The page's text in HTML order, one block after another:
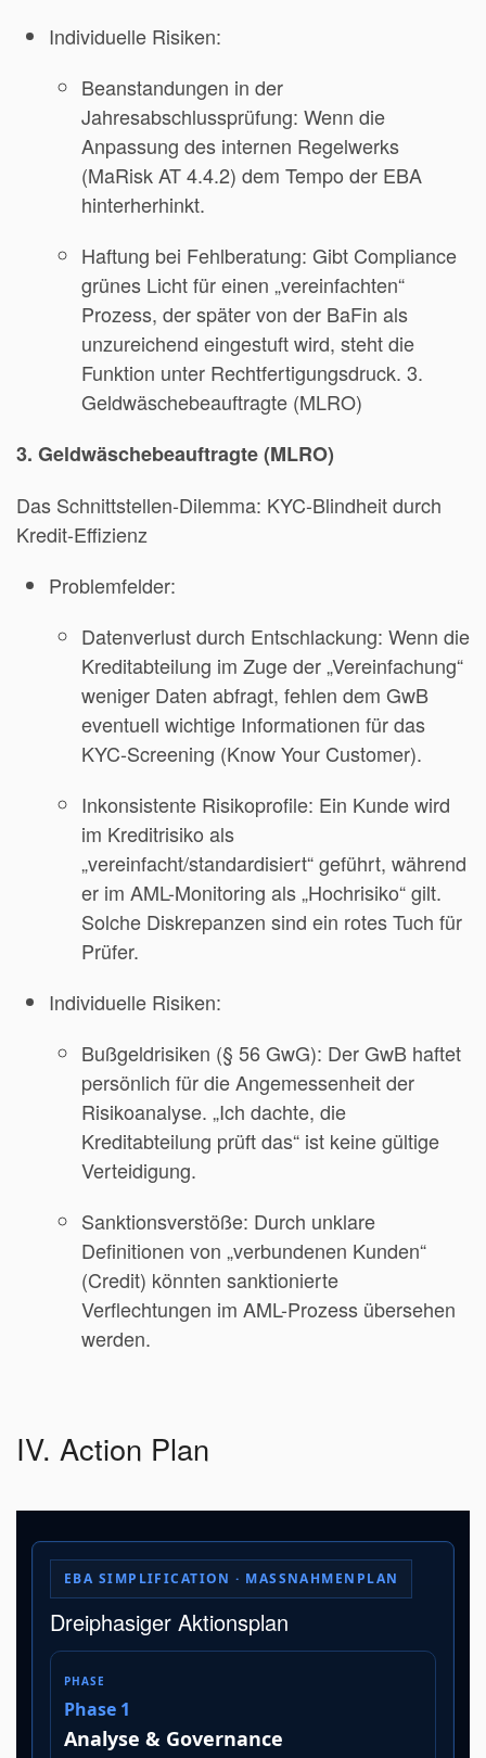
Individuelle Risiken:
Beanstandungen in der
Jahresabschlussprüfung: Wenn die
Anpassung des internen Regelwerks
(MaRisk AT 4.4.2) dem Tempo der EBA
hinterherhinkt.
Haftung bei Fehlberatung: Gibt Compliance
grünes Licht für einen „vereinfachten“
Prozess, der später von der BaFin als
unzureichend eingestuft wird, steht die
Funktion unter Rechtfertigungsdruck. 3.
Geldwäschebeauftragte (MLRO)
3. Geldwäschebeauftragte (MLRO)
Das Schnittstellen-Dilemma: KYC-Blindheit durch
Kredit-Effizienz
Problemfelder:
Datenverlust durch Entschlackung: Wenn die
Kreditabteilung im Zuge der „Vereinfachung“
weniger Daten abfragt, fehlen dem GwB
eventuell wichtige Informationen für das
KYC-Screening (Know Your Customer).
Inkonsistente Risikoprofile: Ein Kunde wird
im Kreditrisiko als
„vereinfacht/standardisiert“ geführt, während
er im AML-Monitoring als „Hochrisiko“ gilt.
Solche Diskrepanzen sind ein rotes Tuch für
Prüfer.
Individuelle Risiken:
Bußgeldrisiken (§ 56 GwG): Der GwB haftet
persönlich für die Angemessenheit der
Risikoanalyse. „Ich dachte, die
Kreditabteilung prüft das“ ist keine gültige
Verteidigung.
Sanktionsverstöße: Durch unklare
Definitionen von „verbundenen Kunden“
(Credit) könnten sanktionierte
Verflechtungen im AML-Prozess übersehen
werden.
IV. Action Plan
EBA SIMPLIFICATION · MASSNAHMENPLAN
Dreiphasiger Aktionsplan
Phase 1
Analyse & Governance